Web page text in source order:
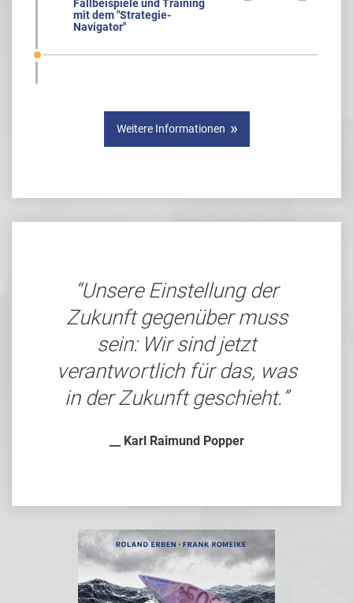
Fallbeispiele und Training
mit dem "Strategie-
Navigator"
Weitere Informationen
Unsere Einstellung der
Zukunft gegenüber muss
sein: Wir sind jetzt
verantwortlich für das, was
in der Zukunft geschieht.
__ Karl Raimund Popper